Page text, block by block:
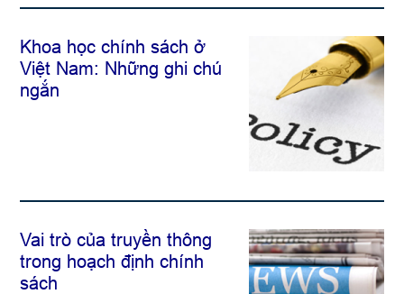
Khoa học chính sách ở
Việt Nam: Những ghi chú
ngắn
Vai trò của truyền thông
trong hoạch định chính
sách